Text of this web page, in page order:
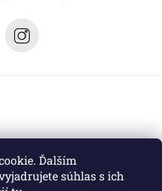
Ďalším
súhlas s ich